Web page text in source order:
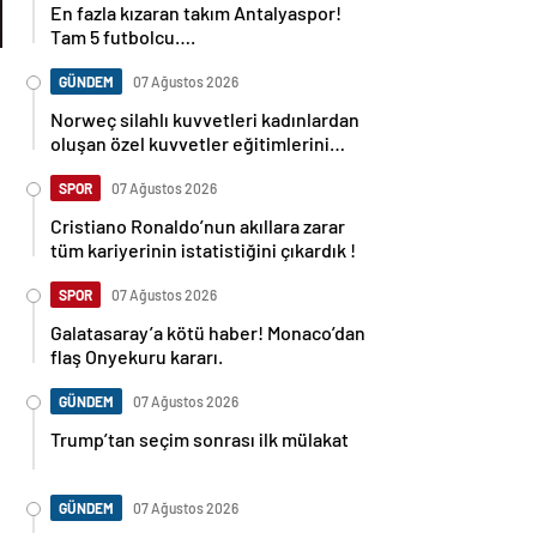
En fazla kızaran takım Antalyaspor!
Tam 5 futbolcu….
GÜNDEM 07 Ağustos 2026
Norweç silahlı kuvvetleri kadınlardan
oluşan özel kuvvetler eğitimlerini
SPOR 07 Ağustos 2026
Cristiano Ronaldo’nun akıllara zarar
tüm kariyerinin istatistiğini çıkardık !
SPOR 07 Ağustos 2026
Galatasaray’a kötü haber! Monaco’dan
flaş Onyekuru kararı.
GÜNDEM 07 Ağustos 2026
Trump’tan seçim sonrası ilk mülakat
GÜNDEM 07 Ağustos 2026